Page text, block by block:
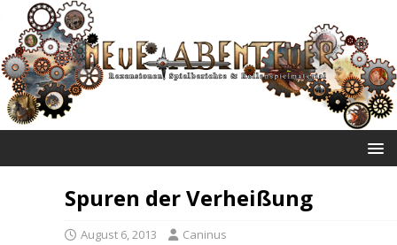
Spuren der Verheißung
August 6, 2013 Caninus